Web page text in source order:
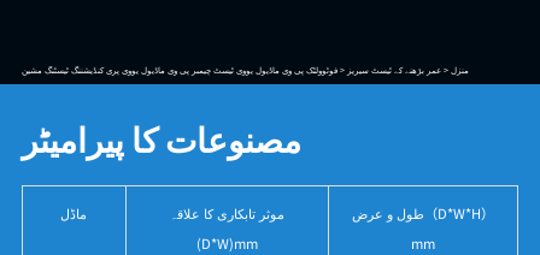
منزل >عمر بڑھنے کے ٹیسٹ سیریز >فوٹوولٹک پی وی ماڈیول یووی ٹیسٹ چیمبر پی وی ماڈیول یووی پری کنڈیشننگ ٹیسٹنگ مشین
مصنوعات کا پیرامیٹر
ماڈل
موثر تابکاری کا علاقہ
(D*W)mm
طول و عرض（D*W*H）
mm